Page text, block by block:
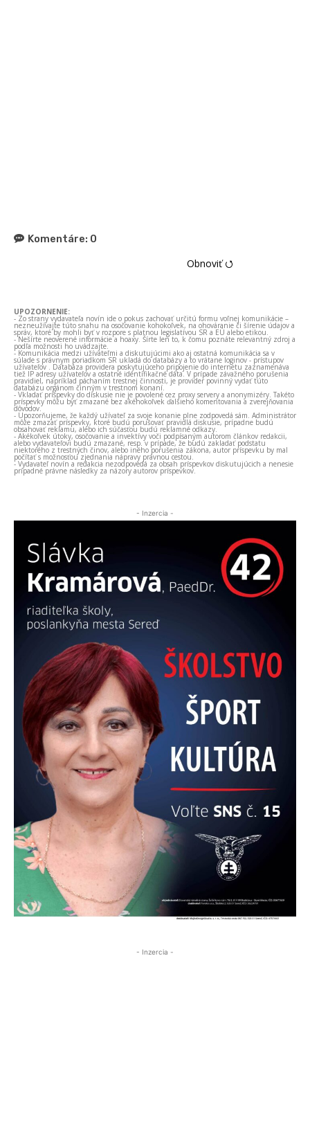
Komentáre: 0
Obnoviť ⭯
UPOZORNENIE:
- Zo strany vydavateľa novín ide o pokus zachovať určitú formu voľnej komunikácie –
nezneužívajte túto snahu na osočovanie kohokoľvek, na ohováranie či šírenie údajov a
správ, ktoré by mohli byť v rozpore s platnou legislatívou SR a EÚ alebo etikou.
- Nešírte neoverené informácie a hoaxy. Šírte len to, k čomu poznáte relevantný zdroj a
podľa možnosti ho uvádzajte.
- Komunikácia medzi užívateľmi a diskutujúcimi ako aj ostatná komunikácia sa v
súlade s právnym poriadkom SR ukladá do databázy a to vrátane loginov - prístupov
užívateľov . Databáza providera poskytujúceho pripojenie do internetu zaznamenáva
tiež IP adresy užívateľov a ostatné identifikačné dáta. V prípade závažného porušenia
pravidiel, napríklad páchaním trestnej činnosti, je provider povinný vydať túto
databázu orgánom činným v trestnom konaní.
- Vkladať príspevky do diskusie nie je povolené cez proxy servery a anonymizéry. Takéto
príspevky môžu byť zmazané bez akéhokoľvek ďalšieho komentovania a zverejňovania
dôvodov.
- Upozorňujeme, že každý užívateľ za svoje konanie plne zodpovedá sám. Administrátor
môže zmazať príspevky, ktoré budú porušovať pravidlá diskusie, prípadne budú
obsahovať reklamu, alebo ich súčasťou budú reklamné odkazy.
- Akékoľvek útoky, osočovanie a invektívy voči podpísaným autorom článkov redakcii,
alebo vydavateľovi budú zmazané, resp. v prípade, že budú zakladať podstatu
niektorého z trestných činov, alebo iného porušenia zákona, autor príspevku by mal
počítať s možnosťou zjednania nápravy právnou cestou.
- Vydavateľ novín a redakcia nezodpovedá za obsah príspevkov diskutujúcich a nenesie
prípadné právne následky za názory autorov príspevkov.
- Inzercia -
- Inzercia -